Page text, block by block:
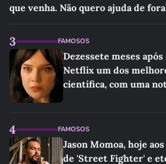
que venha. Não quero ajuda de
3 FAMOSOS
Dezessete meses
Netflix um dos
científica, com uma
4 FAMOSOS
Jason Momoa, hoje
de 'Street Fighter' e